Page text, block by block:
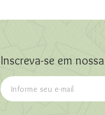
Inscreva-se em